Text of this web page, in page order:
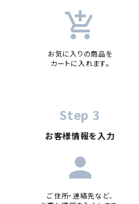
add_shopping_cart
お気に入りの商品を
カートに入れます。
Step 3
お客様情報を入力
person
ご住所・連絡先など、